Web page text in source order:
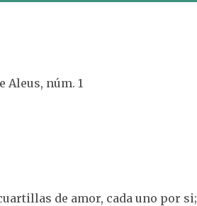
Aleus, núm. 1
de amor, cada uno por si;